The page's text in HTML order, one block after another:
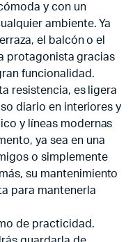
y con un
ambiente. Ya
el balcón o el
protagonista gracias
funcionalidad.
resistencia, es ligera
diario en interiores y
y líneas modernas
ya sea en una
o simplemente
su mantenimiento
para mantenerla
de practicidad.